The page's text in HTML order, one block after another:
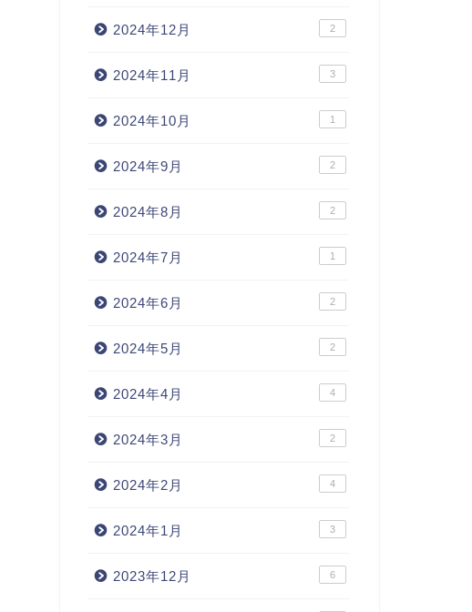
2024年12月 2
2024年11月 3
2024年10月 1
2024年9月 2
2024年8月 2
2024年7月 1
2024年6月 2
2024年5月 2
2024年4月 4
2024年3月 2
2024年2月 4
2024年1月 3
2023年12月 6